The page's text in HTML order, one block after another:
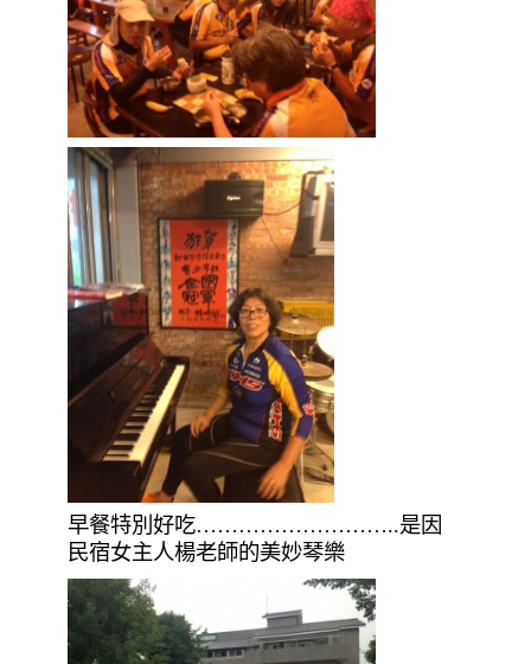
早餐特別好吃………………………..是因
民宿女主人楊老師的美妙琴樂